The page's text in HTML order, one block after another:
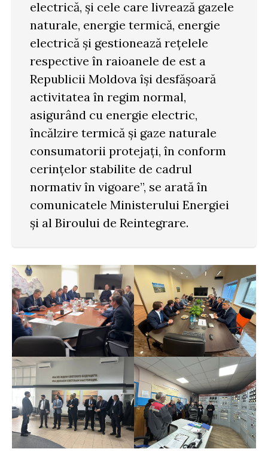
electrică, și cele care livrează gazele
naturale, energie termică, energie
electrică și gestionează rețelele
respective în raioanele de est a
Republicii Moldova își desfășoară
activitatea în regim normal,
asigurând cu energie electric,
încălzire termică și gaze naturale
consumatorii protejați, în conform
cerințelor stabilite de cadrul
normativ în vigoare”, se arată în
comunicatele Ministerului Energiei
și al Biroului de Reintegrare.